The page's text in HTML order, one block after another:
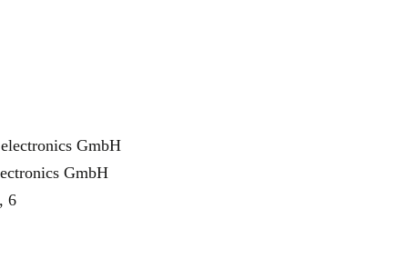
GmbH
GmbH
6